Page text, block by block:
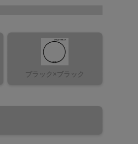
ブラック×ブラック